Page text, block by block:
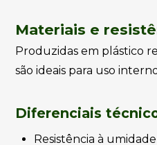
Materiais e
Produzidas em plástico
são ideais para uso
Diferenciais
Resistência à